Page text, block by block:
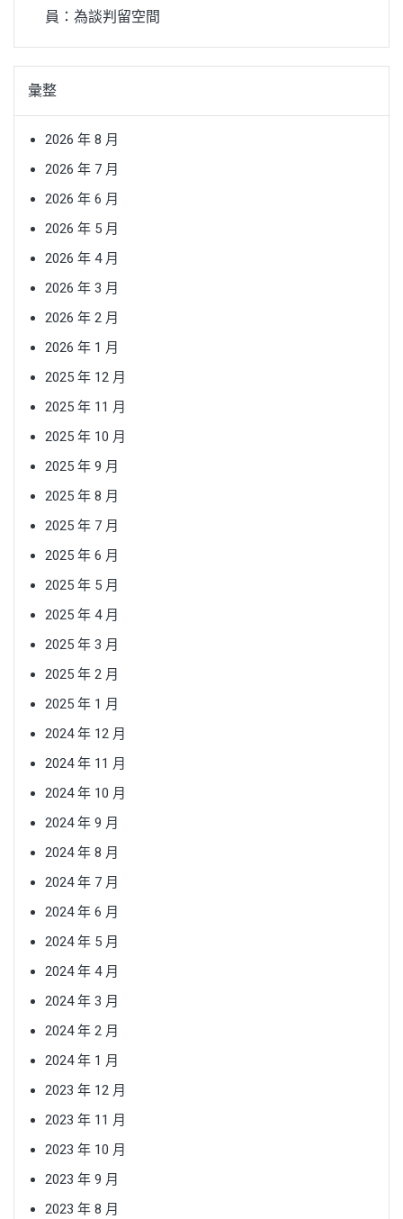
員：為談判留空間
彙整
2026 年 8 月
2026 年 7 月
2026 年 6 月
2026 年 5 月
2026 年 4 月
2026 年 3 月
2026 年 2 月
2026 年 1 月
2025 年 12 月
2025 年 11 月
2025 年 10 月
2025 年 9 月
2025 年 8 月
2025 年 7 月
2025 年 6 月
2025 年 5 月
2025 年 4 月
2025 年 3 月
2025 年 2 月
2025 年 1 月
2024 年 12 月
2024 年 11 月
2024 年 10 月
2024 年 9 月
2024 年 8 月
2024 年 7 月
2024 年 6 月
2024 年 5 月
2024 年 4 月
2024 年 3 月
2024 年 2 月
2024 年 1 月
2023 年 12 月
2023 年 11 月
2023 年 10 月
2023 年 9 月
2023 年 8 月